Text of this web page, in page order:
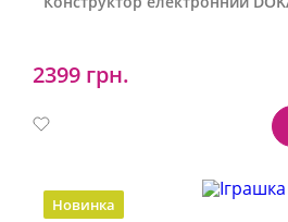
2399 грн.
Артикул:
Новинка